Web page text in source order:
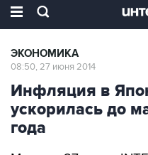
ЭКОНОМИКА
08:50, 27 июня 2014
Инфляция в
ускорилась до
года